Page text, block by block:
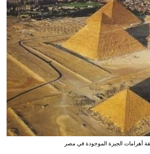
أهرامات الجيزة الموجودة في مصر